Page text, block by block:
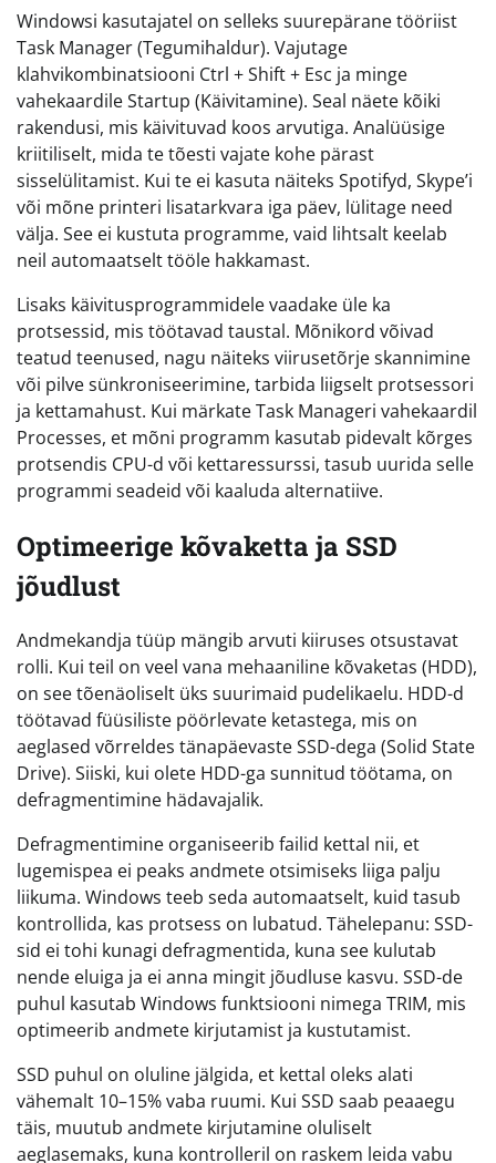
Windowsi kasutajatel on selleks suurepärane tööriist
Task Manager (Tegumihaldur). Vajutage
klahvikombinatsiooni Ctrl + Shift + Esc ja minge
vahekaardile Startup (Käivitamine). Seal näete kõiki
rakendusi, mis käivituvad koos arvutiga. Analüüsige
kriitiliselt, mida te tõesti vajate kohe pärast
sisselülitamist. Kui te ei kasuta näiteks Spotifyd, Skype’i
või mõne printeri lisatarkvara iga päev, lülitage need
välja. See ei kustuta programme, vaid lihtsalt keelab
neil automaatselt tööle hakkamast.
Lisaks käivitusprogrammidele vaadake üle ka
protsessid, mis töötavad taustal. Mõnikord võivad
teatud teenused, nagu näiteks viirusetõrje skannimine
või pilve sünkroniseerimine, tarbida liigselt protsessori
ja kettamahust. Kui märkate Task Manageri vahekaardil
Processes, et mõni programm kasutab pidevalt kõrges
protsendis CPU-d või kettaressurssi, tasub uurida selle
programmi seadeid või kaaluda alternatiive.
Optimeerige kõvaketta ja SSD
jõudlust
Andmekandja tüüp mängib arvuti kiiruses otsustavat
rolli. Kui teil on veel vana mehaaniline kõvaketas (HDD),
on see tõenäoliselt üks suurimaid pudelikaelu. HDD-d
töötavad füüsiliste pöörlevate ketastega, mis on
aeglased võrreldes tänapäevaste SSD-dega (Solid State
Drive). Siiski, kui olete HDD-ga sunnitud töötama, on
defragmentimine hädavajalik.
Defragmentimine organiseerib failid kettal nii, et
lugemispea ei peaks andmete otsimiseks liiga palju
liikuma. Windows teeb seda automaatselt, kuid tasub
kontrollida, kas protsess on lubatud. Tähelepanu: SSD-
sid ei tohi kunagi defragmentida, kuna see kulutab
nende eluiga ja ei anna mingit jõudluse kasvu. SSD-de
puhul kasutab Windows funktsiooni nimega TRIM, mis
optimeerib andmete kirjutamist ja kustutamist.
SSD puhul on oluline jälgida, et kettal oleks alati
vähemalt 10–15% vaba ruumi. Kui SSD saab peaaegu
täis, muutub andmete kirjutamine oluliselt
aeglasemaks, kuna kontrolleril on raskem leida vabu